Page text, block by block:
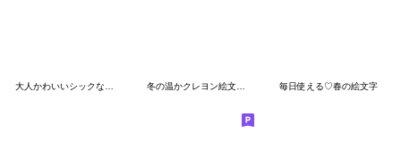
毎日使える♡春の絵文字